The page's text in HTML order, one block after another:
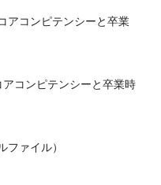
アコンピテンシーと卒業
コンピテンシーと卒業時
ァイル）